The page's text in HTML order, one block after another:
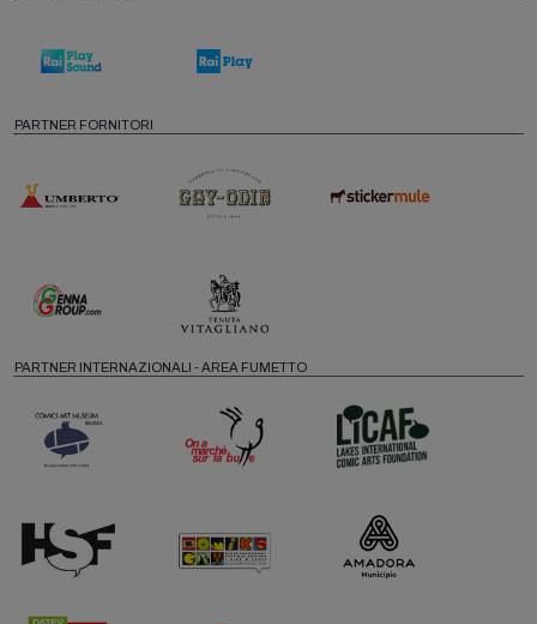
PARTNER FORNITORI
PARTNER INTERNAZIONALI - AREA FUMETTO